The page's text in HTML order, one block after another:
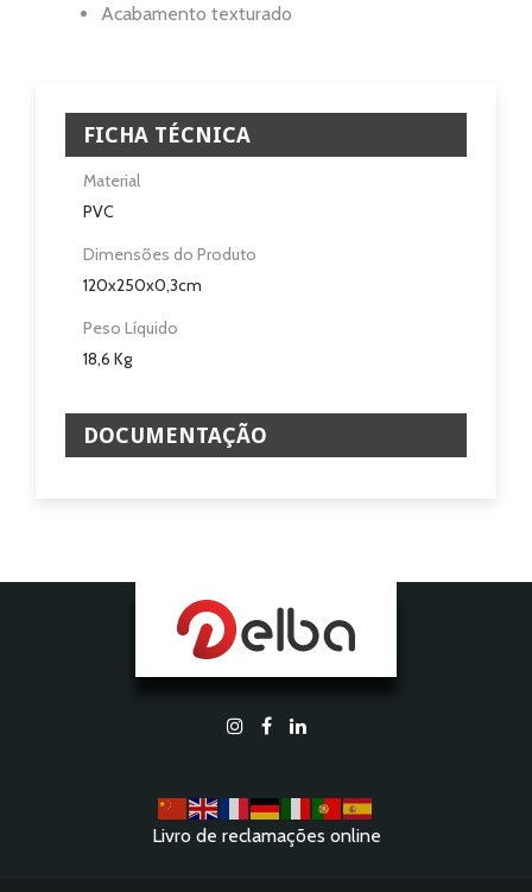
Revendedores
Assistência Técnica
Acabamento texturado
FICHA TÉCNICA
Material
PVC
Dimensões do Produto
120x250x0,3cm
Peso Líquido
18,6 Kg
DOCUMENTAÇÃO
Livro de reclamações online